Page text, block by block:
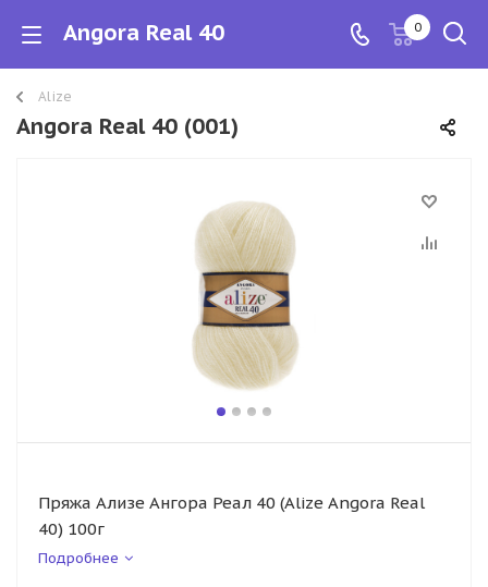
Angora Real 40 0
Alize
Angora Real 40 (001)
Пряжа Ализе Ангора Реал 40 (Alize Angora Real
40) 100г
Подробнее